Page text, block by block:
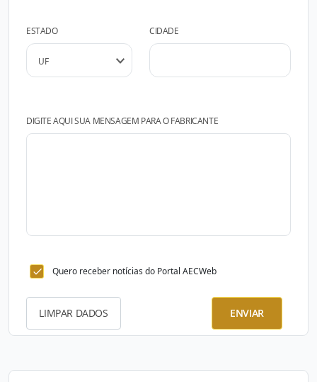
ESTADO CIDADE
DIGITE AQUI SUA MENSAGEM PARA O FABRICANTE
Quero receber notícias do Portal AECWeb
LIMPAR DADOS ENVIAR